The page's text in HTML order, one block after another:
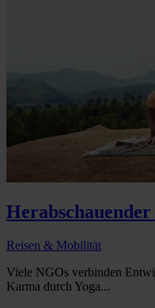
Reisen & Mobilität
Viele NGOs verbinden
Karma durch Yoga...